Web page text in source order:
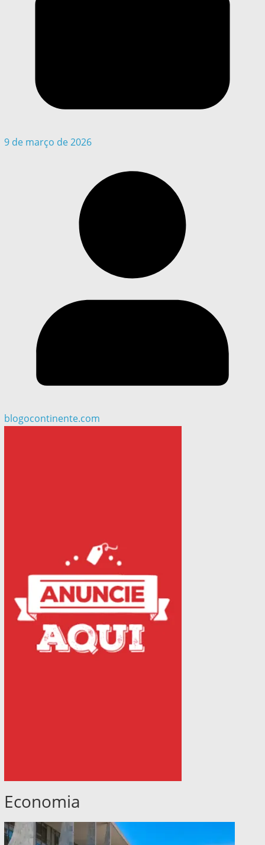
9 de março de 2026
blogocontinente.com
Economia